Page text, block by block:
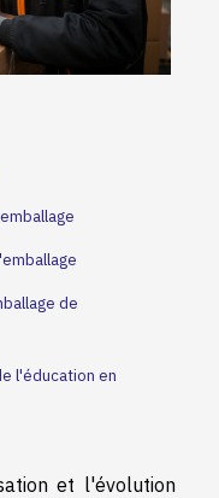
de
l'éducation en
et l'évolution